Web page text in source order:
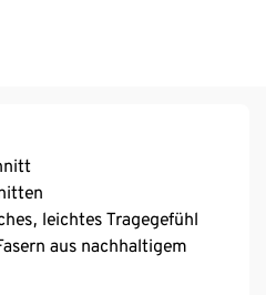
leichtes Tragegefühl
aus nachhaltigem